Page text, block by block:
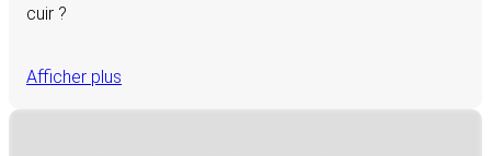
cuir ?
Afficher plus